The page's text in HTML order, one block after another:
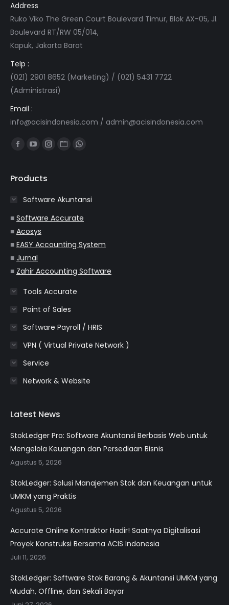
Address
Ruko Viko The Green Court Boulevard Timur, Blok AX-05, Jl.
Boulevard RT/RW 05/014,
Kapuk, Jakarta Barat
Telp :
(021) 2901 8652 (Marketing) / (021) 5431 7722
(Administrasi)
Email :
info@acisindonesia.com / admin@acisindonesia.com
Find us on:
Facebook
opens
new
window
YouTube
opens
new
window
Instagram
new
window
Website
new
window
Whatsapp
new
window
Products
Software Akuntansi
■ Software Accurate
■ Acosys
■ EASY Accounting System
■ Jurnal
■ Zahir Accounting Software
Tools Accurate
Point of Sales
Software Payroll / HRIS
VPN ( Virtual Private Network )
Service
Network & Website
Latest News
StokLedger Pro: Software Akuntansi Berbasis Web untuk
Mengelola Keuangan dan Persediaan Bisnis
Agustus 5, 2026
StokLedger: Solusi Manajemen Stok dan Keuangan untuk
UMKM yang Praktis
Agustus 5, 2026
Accurate Online Kontraktor Hadir! Saatnya Digitalisasi
Proyek Konstruksi Bersama ACIS Indonesia
Juli 11, 2026
StokLedger: Software Stok Barang & Akuntansi UMKM yang
Mudah, Offline, dan Sekali Bayar